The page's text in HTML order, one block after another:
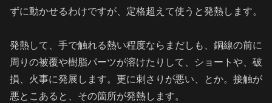
ずに動かせるわけですが、定格超えて使うと発熱します。
発熱して、手で触れる熱い程度ならまだしも、銅線の前に
周りの被覆や樹脂パーツが溶けたりして、ショートや、破
損、火事に発展します。更に刺さりが悪い、とか。接触が
悪とこあると、その箇所が発熱します。